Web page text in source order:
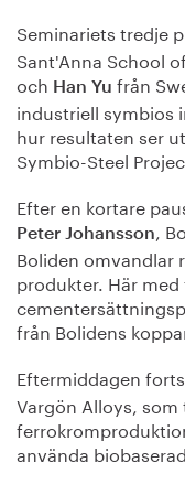
Seminariets tredje
Sant'Anna School
och Han Yu från
industriell symbios
hur resultaten ser
Symbio-Steel
Efter en kortare
Peter Johansson,
Boliden omvandlar
produkter. Här
från Bolidens
Eftermiddagen
Vargön Alloys,
använda